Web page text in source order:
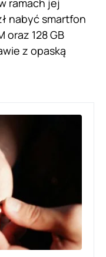
ramach jej
nabyć smartfon
oraz 128 GB
z opaską